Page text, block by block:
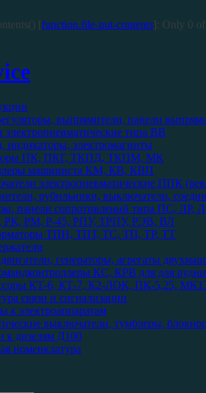
[function.file-put-contents]: Only 0 of
выпрямители, панели
электропневматические типа ВВ
индикаторы, электромагниты
ПК, ПКГ, ТКПД, ТКПМ, МК
машиниста КМ, КВ, КВП
электропневматические ППК
рубильники, выключатели,
панели сопротивлений типа ПС, ЛР,
РК, РМ, Р-45, РПУ, ТРПУ, РЭВ, ВЛ
ТПН, ТПТ, ТС, ТП, ТР, ТТ
генераторы, агрегаты
КС, КРВ для для
КТ-6, КТ-7, К2-ЛОК, ПК-5,25,
связи и сигнализации
к электроаппаратам
выключатели, тумблеры,
к дизелям Д100
номенклатура